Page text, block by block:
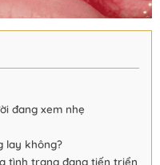
đang xem nhẹ
lay không?
tình trạng đang tiến triển